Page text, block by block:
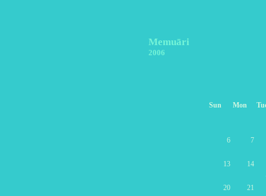
Memuāri
2006
Sun Mon
6 7
13
14
20
21